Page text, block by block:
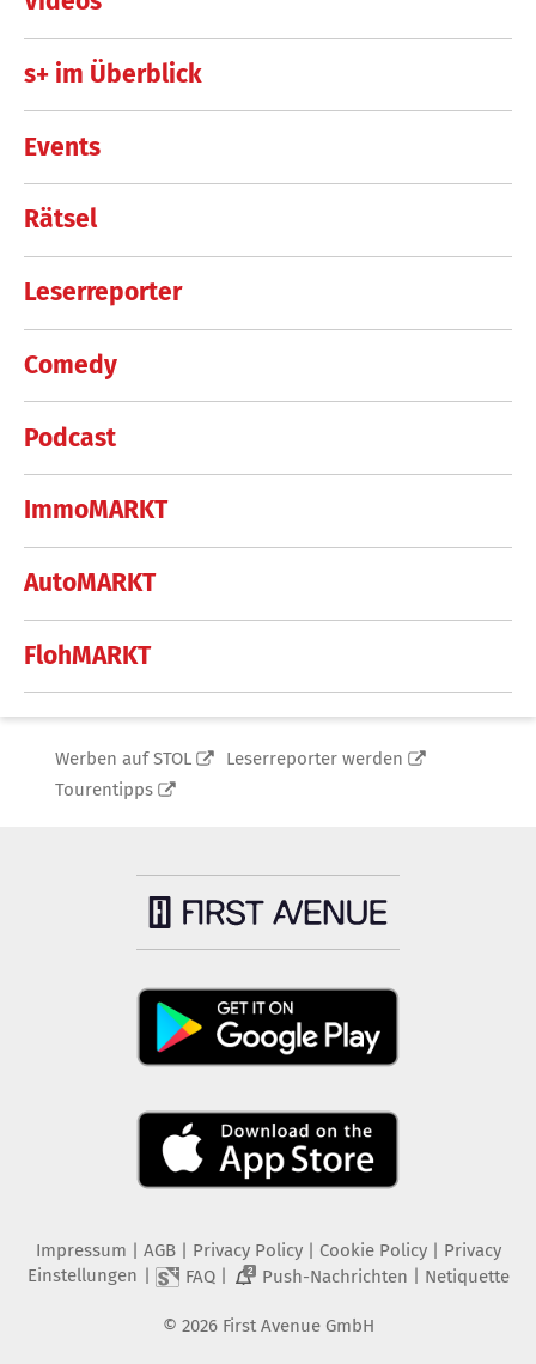
s+ im Überblick
Events
Rätsel
Leserreporter
Comedy
Podcast
ImmoMARKT
AutoMARKT
FlohMARKT
Werben auf STOL
Leserreporter werden
Tourentipps
Impressum AGB Privacy Policy| Cookie Policy| Privacy
Einstellungen
FAQ| 2 Push-Nachrichten Netiquette
© 2026 First Avenue GmbH